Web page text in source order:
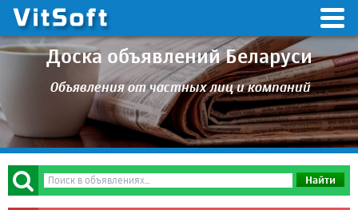
Доска объявлений Беларуси
Объявления от частных лиц и компаний